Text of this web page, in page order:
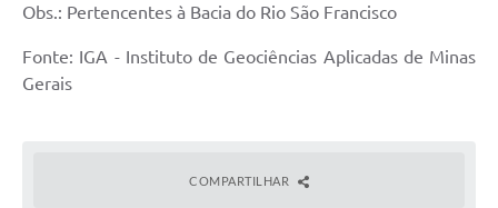
Obs.: Pertencentes à Bacia do Rio São Francisco
Fonte: IGA - Instituto de Geociências Aplicadas de Minas
Gerais
COMPARTILHAR